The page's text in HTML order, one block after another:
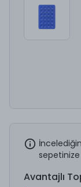
Avantajlı